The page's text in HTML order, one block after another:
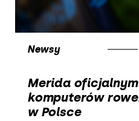
Newsy
Merida
komputerów
w Polsce